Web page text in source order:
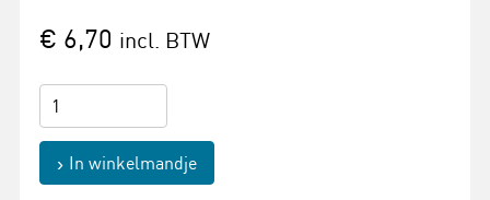
€ 6,70 incl. BTW
In winkelmandje